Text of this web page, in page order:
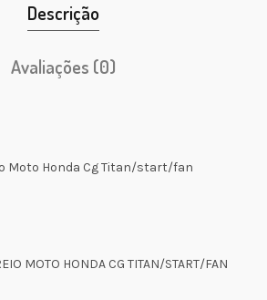
Descrição
Avaliações (0)
Moto Honda Cg Titan/start/fan
MOTO HONDA CG TITAN/START/FAN